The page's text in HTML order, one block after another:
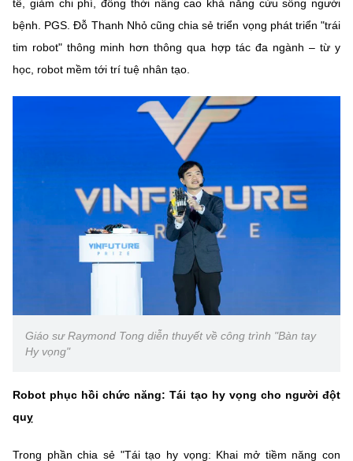
tế, giảm chi phí, đồng thời nâng cao khả năng cứu sống người
bệnh. PGS. Đỗ Thanh Nhỏ cũng chia sẻ triển vọng phát triển "trái
tim robot" thông minh hơn thông qua hợp tác đa ngành – từ y
học, robot mềm tới trí tuệ nhân tạo.
Giáo sư Raymond Tong diễn thuyết về công trình "Bàn tay
Hy vọng"
Robot phục hồi chức năng: Tái tạo hy vọng cho người đột
quỵ
Trong phần chia sẻ "Tái tạo hy vọng: Khai mở tiềm năng con